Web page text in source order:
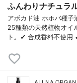
ふんわりナチュラ
アボカド油 ホホバ種子
25種類の天然植物オイ
ト。✔ 合成香料不使